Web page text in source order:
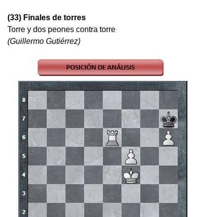
(33) Finales de torres
Torre y dos peones contra torre
(Guillermo Gutiérrez)